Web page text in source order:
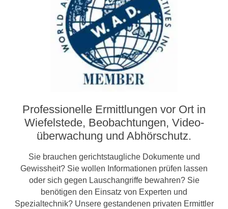
Professionelle Ermittlungen vor Ort in
Wiefelstede, Beobachtungen, Video­­
überwachung und Abhörschutz.
Sie brauchen gerichtstaugliche Dokumente und
Gewissheit? Sie wollen Informationen prüfen lassen
oder sich gegen Lauschangriffe bewahren? Sie
benötigen den Einsatz von Experten und
Spezialtechnik? Unsere gestandenen privaten Ermittler